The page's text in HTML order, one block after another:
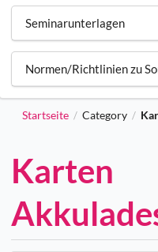
Seminarunterlagen
Normen/Richtlinien zu
Startseite / Category /
Karten